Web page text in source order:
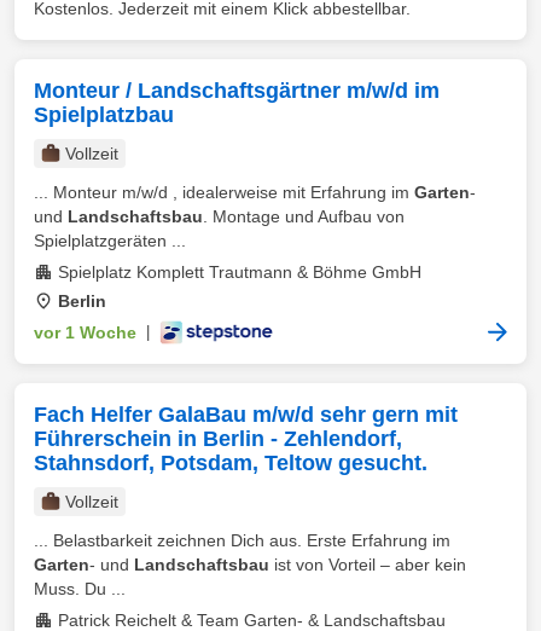
Kostenlos. Jederzeit mit einem Klick abbestellbar.
Monteur / Landschaftsgärtner m/w/d im
Spielplatzbau
Vollzeit
... Monteur m/w/d , idealerweise mit Erfahrung im Garten-
und Landschaftsbau . Montage und Aufbau von
Spielplatzgeräten ...
Spielplatz Komplett Trautmann & Böhme GmbH
Berlin
vor 1 Woche
Fach Helfer GalaBau m/w/d sehr gern mit
Führerschein in Berlin - Zehlendorf,
Stahnsdorf, Potsdam, Teltow gesucht.
Vollzeit
... Belastbarkeit zeichnen Dich aus. Erste Erfahrung im
Garten- und Landschaftsbau ist von Vorteil – aber kein
Muss. Du ...
Patrick Reichelt & Team Garten- & Landschaftsbau